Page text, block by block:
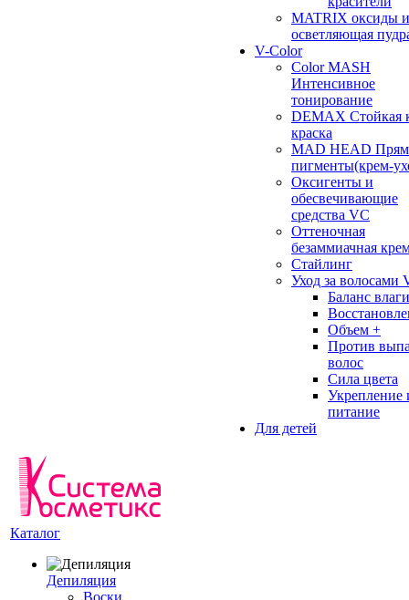
MATRIX оксиды и
осветляющая
V-Color
Color MASH
Интенсивное
тонирование
DEMAX Стойкая
краска
MAD HEAD
пигменты(крем-
Оксигенты и
обесвечивающие
средства VC
Оттеночная
безаммиачная
Стайлинг
Уход за волосами
Баланс влаги
Объем +
Против
волос
Сила цвета
Укрепление
питание
Для детей
Каталог
Депиляция
Воски